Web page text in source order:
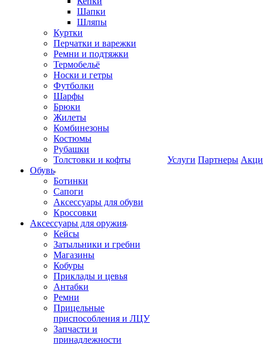
Шапки
Шляпы
Куртки
Перчатки и варежки
Ремни и подтяжки
Термобельё
Носки и гетры
Футболки
Шарфы
Брюки
Жилеты
Комбинезоны
Костюмы
Рубашки
Толстовки и кофты
Обувь
Ботинки
Сапоги
Аксессуары для обуви
Кроссовки
Аксессуары для оружия
Кейсы
Затыльники и гребни
Магазины
Кобуры
Приклады и цевья
Антабки
Ремни
Прицельные
приспособления и ЛЦУ
Запчасти и
принадлежности
Услуги Партнеры